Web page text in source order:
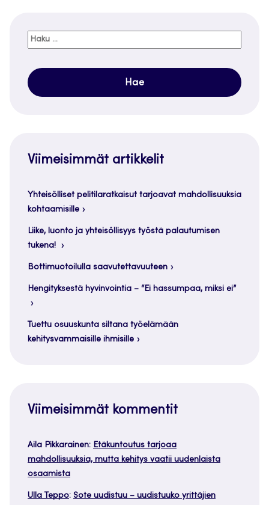
Haku:
Viimeisimmät artikkelit
Yhteisölliset pelitilaratkaisut tarjoavat mahdollisuuksia
kohtaamisille
Liike, luonto ja yhteisöllisyys työstä palautumisen
tukena!
Bottimuotoilulla saavutettavuuteen
Hengityksestä hyvinvointia – “Ei hassumpaa, miksi ei”
Tuettu osuuskunta siltana työelämään
kehitysvammaisille ihmisille
Viimeisimmät kommentit
Aila Pikkarainen: Etäkuntoutus tarjoaa
mahdollisuuksia, mutta kehitys vaatii uudenlaista
osaamista
Ulla Teppo: Sote uudistuu – uudistuuko yrittäjien